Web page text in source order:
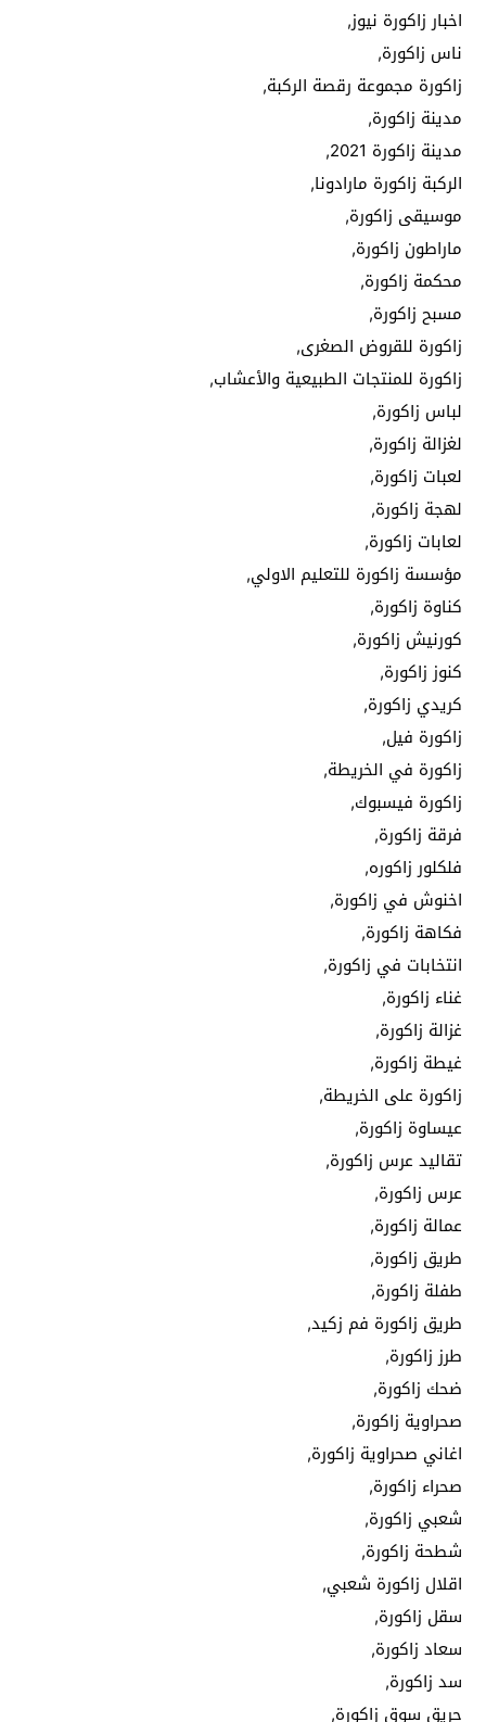
اخبار زاكورة نيوز,
ناس زاكورة,
زاكورة مجموعة رقصة الركبة,
مدينة زاكورة,
مدينة زاكورة 2021,
الركبة زاكورة مارادونا,
موسيقى زاكورة,
ماراطون زاكورة,
محكمة زاكورة,
مسبح زاكورة,
زاكورة للقروض الصغرى,
زاكورة للمنتجات الطبيعية والأعشاب,
لباس زاكورة,
لغزالة زاكورة,
لعبات زاكورة,
لهجة زاكورة,
لعابات زاكورة,
مؤسسة زاكورة للتعليم الاولي,
كناوة زاكورة,
كورنيش زاكورة,
كنوز زاكورة,
كريدي زاكورة,
زاكورة فيل,
زاكورة في الخريطة,
زاكورة فيسبوك,
فرقة زاكورة,
فلكلور زاكوره,
اخنوش في زاكورة,
فكاهة زاكورة,
انتخابات في زاكورة,
غناء زاكورة,
غزالة زاكورة,
غيطة زاكورة,
زاكورة على الخريطة,
عيساوة زاكورة,
تقاليد عرس زاكورة,
عرس زاكورة,
عمالة زاكورة,
طريق زاكورة,
طفلة زاكورة,
طريق زاكورة فم زكيد,
طرز زاكورة,
ضحك زاكورة,
صحراوية زاكورة,
اغاني صحراوية زاكورة,
صحراء زاكورة,
شعبي زاكورة,
شطحة زاكورة,
اقلال زاكورة شعبي,
سقل زاكورة,
سعاد زاكورة,
سد زاكورة,
حريق سوق زاكورة,